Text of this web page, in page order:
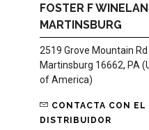
FOSTER F
MARTINSBURG
2519 Grove Mountain Rd
Martinsburg 16662, PA
of America)
CONTACTA CON EL
DISTRIBUIDOR